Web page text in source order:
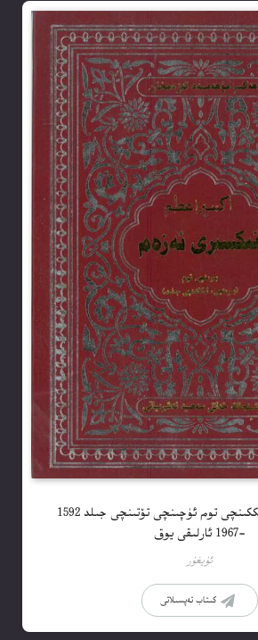
ئىكسىرى ئەزەم ئىككىنچى توم ئۈچىنچى تۆتىنچى جىلد 1592
-1967 ئارلىقى يوق
ئۇيغۇر
كىتاب تەپسىلاتى